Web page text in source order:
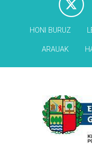
HONI BURUZ
ARAUAK